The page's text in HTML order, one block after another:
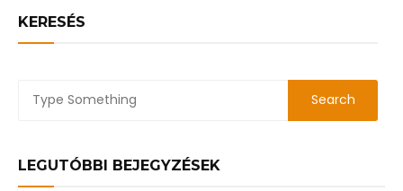
KERESÉS
LEGUTÓBBI BEJEGYZÉSEK